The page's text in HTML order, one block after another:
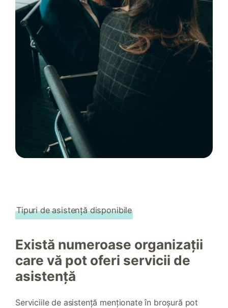
Tipuri de asistență disponibile
Există numeroase organizații
care vă pot oferi servicii de
asistență
Serviciile de asistență menționate în broșură pot